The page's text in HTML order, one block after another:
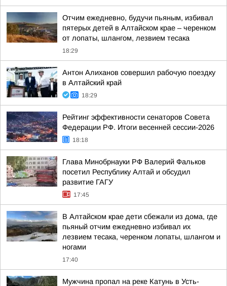
Отчим ежедневно, будучи пьяным, избивал
пятерых детей в Алтайском крае – черенком
от лопаты, шлангом, лезвием тесака
18:29
Антон Алиханов совершил рабочую поездку
в Алтайский край
18:29
Рейтинг эффективности сенаторов Совета
Федерации РФ. Итоги весенней сессии-2026
18:18
Глава Минобрнауки РФ Валерий Фальков
посетил Республику Алтай и обсудил
развитие ГАГУ
17:45
В Алтайском крае дети сбежали из дома, где
пьяный отчим ежедневно избивал их
лезвием тесака, черенком лопаты, шлангом и
ногами
17:40
Мужчина пропал на реке Катунь в Усть-